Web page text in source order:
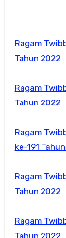
Ragam
Tahun 2022
Ragam
Tahun 2022
Ragam
ke-191
Ragam
Tahun 2022
Ragam
Tahun 2022